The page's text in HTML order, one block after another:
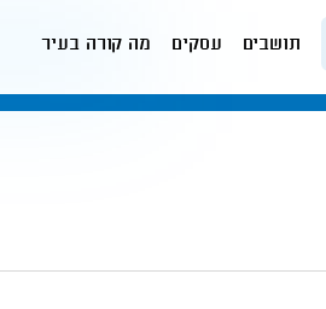
תושבים עסקים מה קורה בעיר